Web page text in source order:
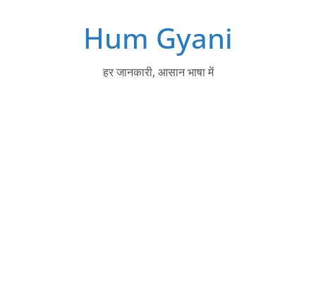
Hum Gyani
हर जानकारी, आसान भाषा में